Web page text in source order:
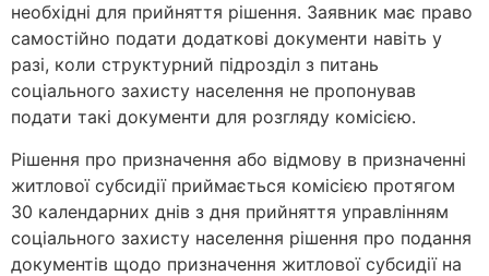
необхідні для прийняття рішення. Заявник має право
самостійно подати додаткові документи навіть у
разі, коли структурний підрозділ з питань
соціального захисту населення не пропонував
подати такі документи для розгляду комісією.
Рішення про призначення або відмову в призначенні
житлової субсидії приймається комісією протягом
30 календарних днів з дня прийняття управлінням
соціального захисту населення рішення про подання
документів щодо призначення житлової субсидії на